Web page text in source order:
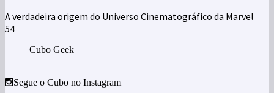
A verdadeira origem do Universo Cinematográfico da Marvel
54
Cubo Geek
Segue o Cubo no Instagram